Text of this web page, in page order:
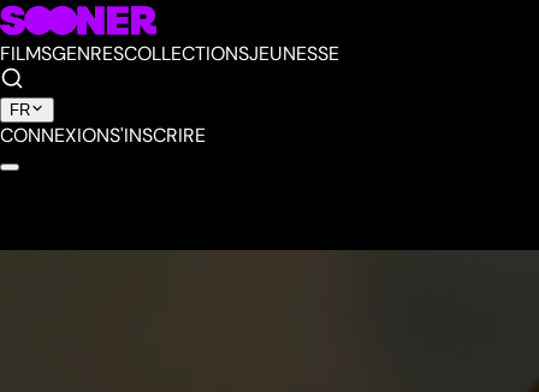
FILMSGENRESCOLLECTIONSJEUNESSE
FR
CONNEXIONS'INSCRIRE